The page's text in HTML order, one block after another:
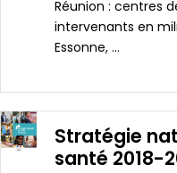
Réunion : centres
intervenants en
Essonne, ...
Stratégie
santé 2018-